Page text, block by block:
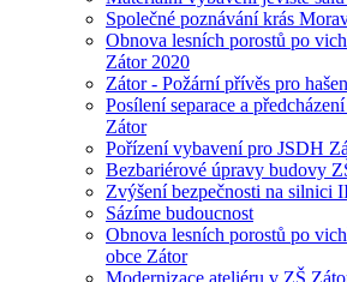
Společné poznávání krás
Obnova lesních porostů po
Zátor 2020
Zátor - Požární přívěs pro
Posílení separace a
Zátor
Pořízení vybavení pro JSDH
Bezbariérové úpravy budovy
Zvýšení bezpečnosti na silnici
Sázíme budoucnost
Obnova lesních porostů po
obce Zátor
Modernizace ateliéru v ZŠ